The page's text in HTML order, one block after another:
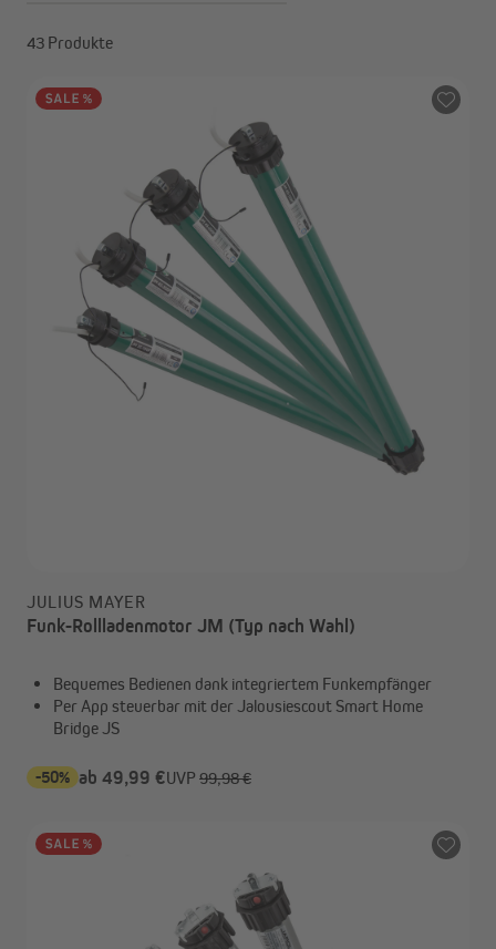
43 Produkte
JULIUS MAYER
Funk-Rollladenmotor JM (Typ nach Wahl)
Bequemes Bedienen dank integriertem Funkempfänger
Per App steuerbar mit der Jalousiescout Smart Home
Bridge JS
-50% ab 49,99 €UVP 99,98 €